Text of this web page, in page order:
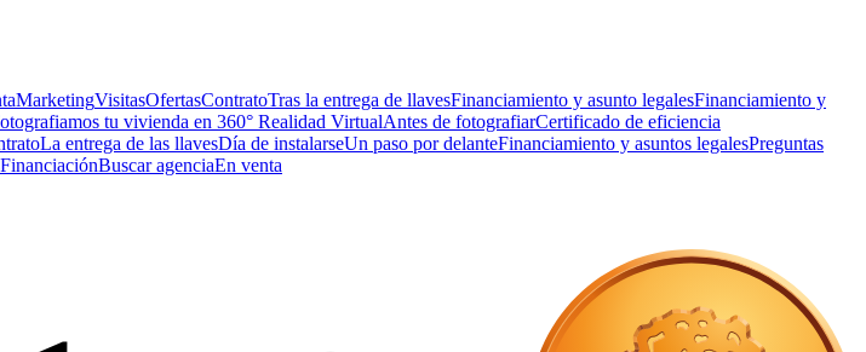
MarketingVisitasOfertasContratoTras la entrega de llavesFinanciamiento y asunto legalesFinanciamiento y
tu vivienda en 360° Realidad VirtualAntes de fotografiarCertificado de eficiencia
La entrega de las llavesDía de instalarseUn paso por delanteFinanciamiento y asuntos legalesPreguntas
FinanciaciónBuscar agenciaEn venta